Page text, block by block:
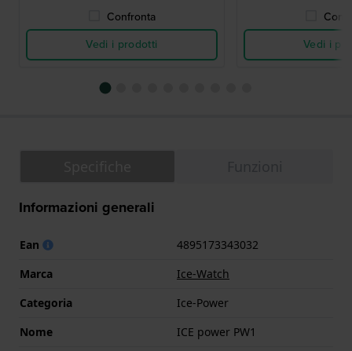
Confronta
Vedi i prodotti
Vedi i
Informazioni generali
Ean
4895173343032
Marca
Ice-Watch
Categoria
Ice-Power
Nome
ICE power PW1